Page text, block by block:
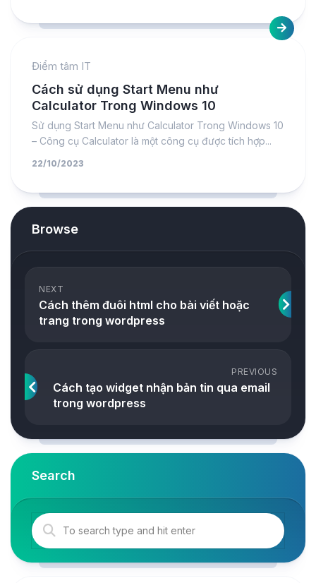
Điểm tâm IT
Cách sử dụng Start Menu như
Calculator Trong Windows 10
Sử dụng Start Menu như Calculator Trong Windows 10
– Công cụ Calculator là một công cụ được tích hợp...
22/10/2023
Browse
NEXT
Cách thêm đuôi html cho bài viết hoặc
trang trong wordpress
PREVIOUS
Cách tạo widget nhận bản tin qua email
trong wordpress
Search